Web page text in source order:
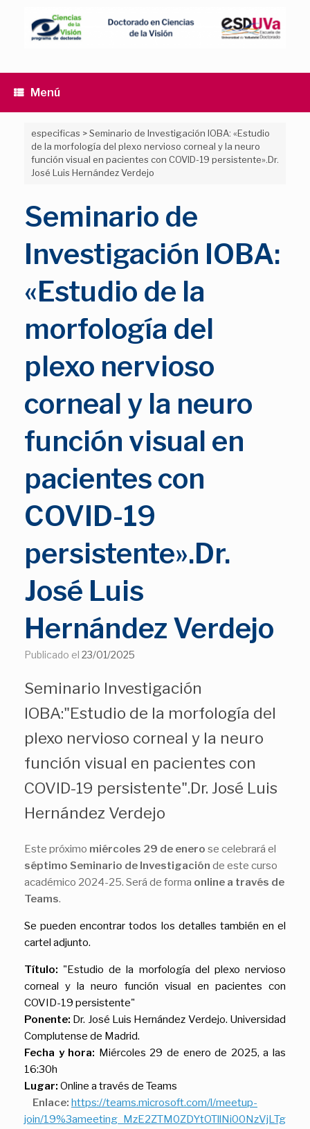
contenido
Menú
especificas >Seminario de Investigación IOBA: «Estudio
de la morfología del plexo nervioso corneal y la neuro
función visual en pacientes con COVID-19 persistente».Dr.
José Luis Hernández Verdejo
Seminario de
Investigación IOBA:
«Estudio de la
morfología del
plexo nervioso
corneal y la neuro
función visual en
pacientes con
COVID-19
persistente».Dr.
José Luis
Hernández Verdejo
Publicado el 23/01/2025
Seminario Investigación
IOBA:"Estudio de la morfología del
plexo nervioso corneal y la neuro
función visual en pacientes con
COVID-19 persistente".Dr. José Luis
Hernández Verdejo
Este próximo miércoles 29 de enero se celebrará el
séptimo Seminario de Investigación de este curso
académico 2024-25. Será de forma online a través de
Teams.
Se pueden encontrar todos los detalles también en el
cartel adjunto.
Título: "Estudio de la morfología del plexo nervioso
corneal y la neuro función visual en pacientes con
COVID-19 persistente"
Ponente: Dr. José Luis Hernández Verdejo. Universidad
Complutense de Madrid.
Fecha y hora: Miércoles 29 de enero de 2025, a las
16:30h
Lugar: Online a través de Teams
Enlace: https://teams.microsoft.com/l/meetup-
join/19%3ameeting_MzE2ZTM0ZDYtOTllNi00NzVjLTg